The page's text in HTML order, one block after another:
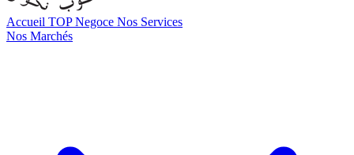
Accueil TOP Negoce Nos Services
Nos Marchés